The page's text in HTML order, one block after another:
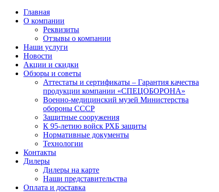
Главная
О компании
Реквизиты
Отзывы о компании
Наши услуги
Новости
Акции и скидки
Обзоры и советы
Аттестаты и сертификаты – Гарантия качества
продукции компании «СПЕЦОБОРОНА»
Военно-медицинский музей Министерства
обороны СССР
Защитные сооружения
К 95-летию войск РХБ защиты
Нормативные документы
Технологии
Контакты
Дилеры
Дилеры на карте
Наши представительства
Оплата и доставка